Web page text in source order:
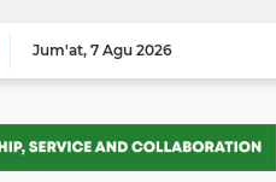
Jum'at 7 Agu 2026